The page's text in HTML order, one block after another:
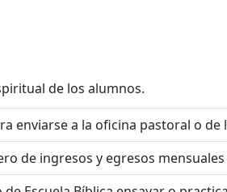
de los alumnos.
enviarse a la oficina pastoral o de
de ingresos y egresos